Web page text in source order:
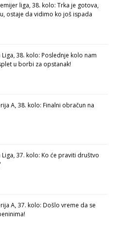
liga, 38. kolo: Trka je gotova,
ostaje da vidimo ko još ispada
Liga, 38. kolo: Poslednje kolo nam
u borbi za opstanak!
A, 38. kolo: Finalni obračun na
Liga, 37. kolo: Ko će praviti društvo
A, 37. kolo: Došlo vreme da se